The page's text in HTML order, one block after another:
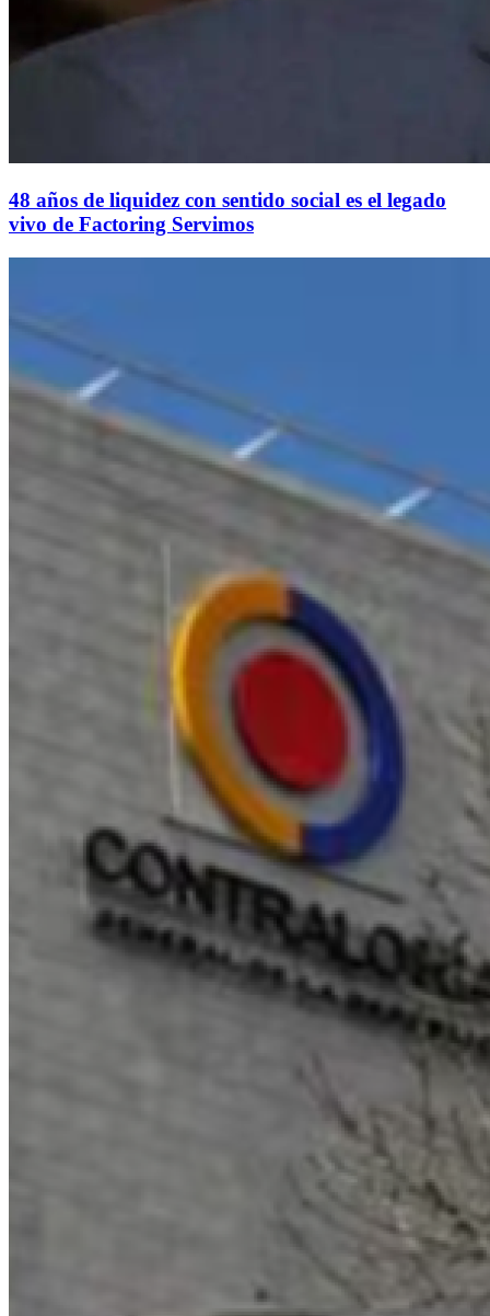
48 años de liquidez con sentido social es el legado
vivo de Factoring Servimos